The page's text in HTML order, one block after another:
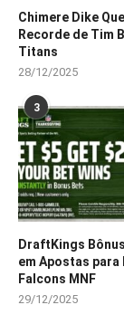
Chimere Dike
Recorde de Tim
Titans
28/12/2025
3
DraftKings
em Apostas para
Falcons MNF
29/12/2025